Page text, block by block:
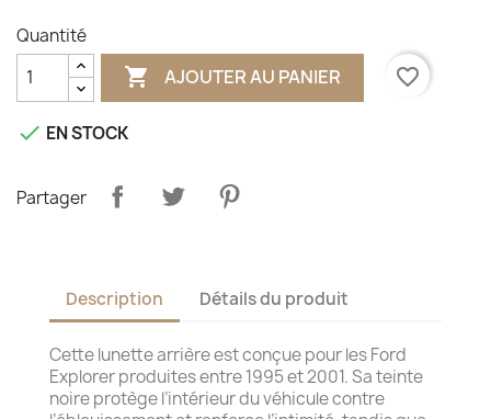
Quantité
 AJOUTER AU PANIER favorite_border
 EN STOCK
Partager
Description Détails du produit
Cette lunette arrière est conçue pour les Ford
Explorer produites entre 1995 et 2001. Sa teinte
noire protège l’intérieur du véhicule contre